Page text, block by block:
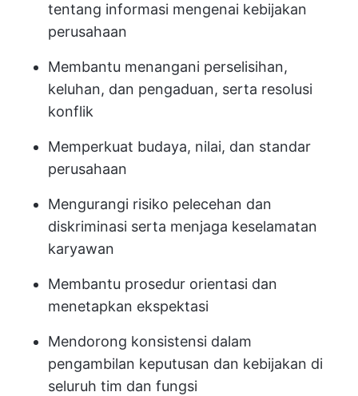
tentang informasi mengenai kebijakan
perusahaan
Membantu menangani perselisihan,
keluhan, dan pengaduan, serta resolusi
konflik
Memperkuat budaya, nilai, dan standar
perusahaan
Mengurangi risiko pelecehan dan
diskriminasi serta menjaga keselamatan
karyawan
Membantu prosedur orientasi dan
menetapkan ekspektasi
Mendorong konsistensi dalam
pengambilan keputusan dan kebijakan di
seluruh tim dan fungsi